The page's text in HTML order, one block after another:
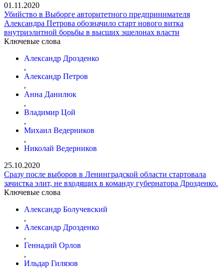
01.11.2020
Убийство в Выборге авторитетного предпринимателя
Александра Петрова обозначило старт нового витка
внутриэлитной борьбы в высших эшелонах власти
Ключевые слова
Александр Дрозденко
,
Александр Петров
,
Анна Данилюк
,
Владимир Цой
,
Михаил Ведерников
,
Николай Ведерников
25.10.2020
Сразу после выборов в Ленинградской области стартовала
зачистка элит, не входящих в команду губернатора Дрозденко.
Ключевые слова
Александр Болучевский
,
Александр Дрозденко
,
Геннадий Орлов
,
Ильдар Гилязов